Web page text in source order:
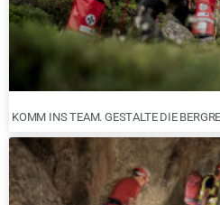
KOMM INS TEAM. GESTALTE DIE